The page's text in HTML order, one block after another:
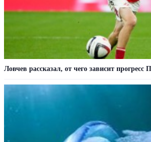
Ловчев рассказал, от чего зависит прогресс